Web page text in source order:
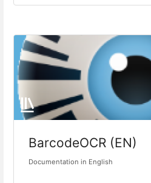
BarcodeOCR (EN)
Documentation in English